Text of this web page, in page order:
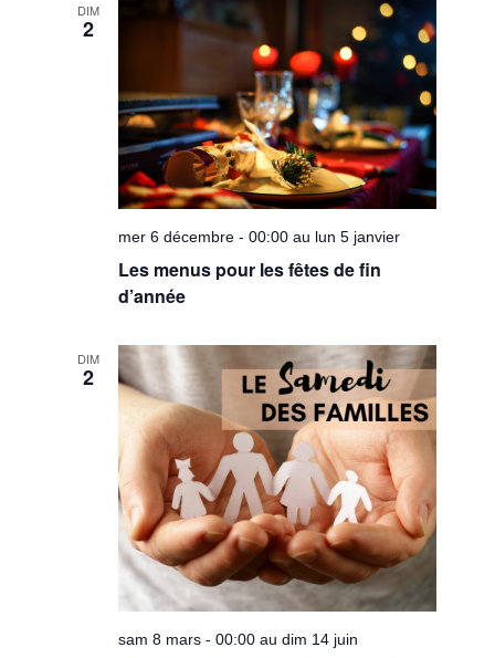
de
vues
DIM
2
mer 6 décembre - 00:00 au lun 5 janvier
Les menus pour les fêtes de fin
d’année
DIM
2
sam 8 mars - 00:00 au dim 14 juin